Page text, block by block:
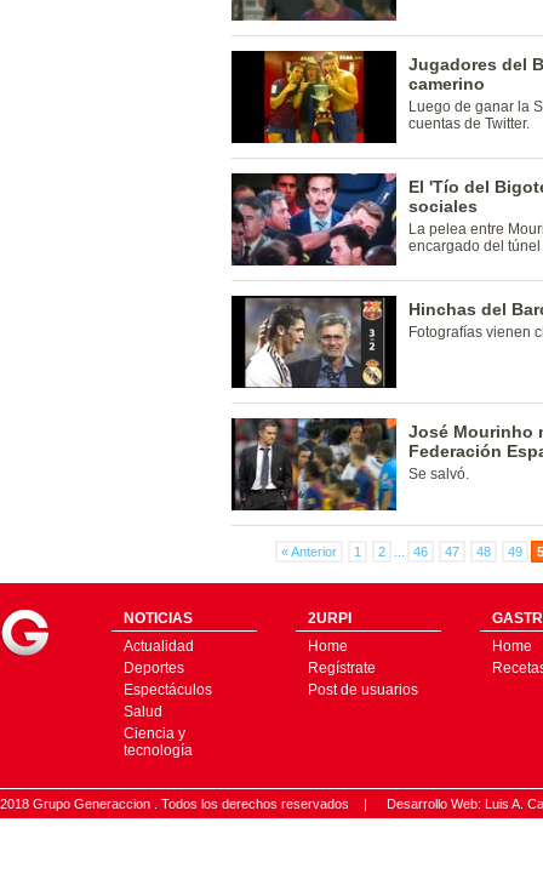
Jugadores del
camerino
Luego de ganar la
cuentas de Twitter.
El 'Tío del
sociales
La pelea entre
encargado del
Hinchas del
Fotografías vienen
José Mourinho
Federación
Se salvó.
« Anterior 1 2 46 47 48 49
NOTICIAS
Actualidad
Deportes
Espectáculos
Salud
Ciencia y
tecnología
2URPI
Home
Regístrate
Post de usuarios
Home
2018 Grupo Generaccion . Todos los derechos reservados | Desarrollo Web: Luis